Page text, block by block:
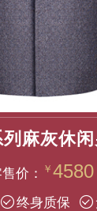
麻灰休
价： ￥ 4580
终身质保